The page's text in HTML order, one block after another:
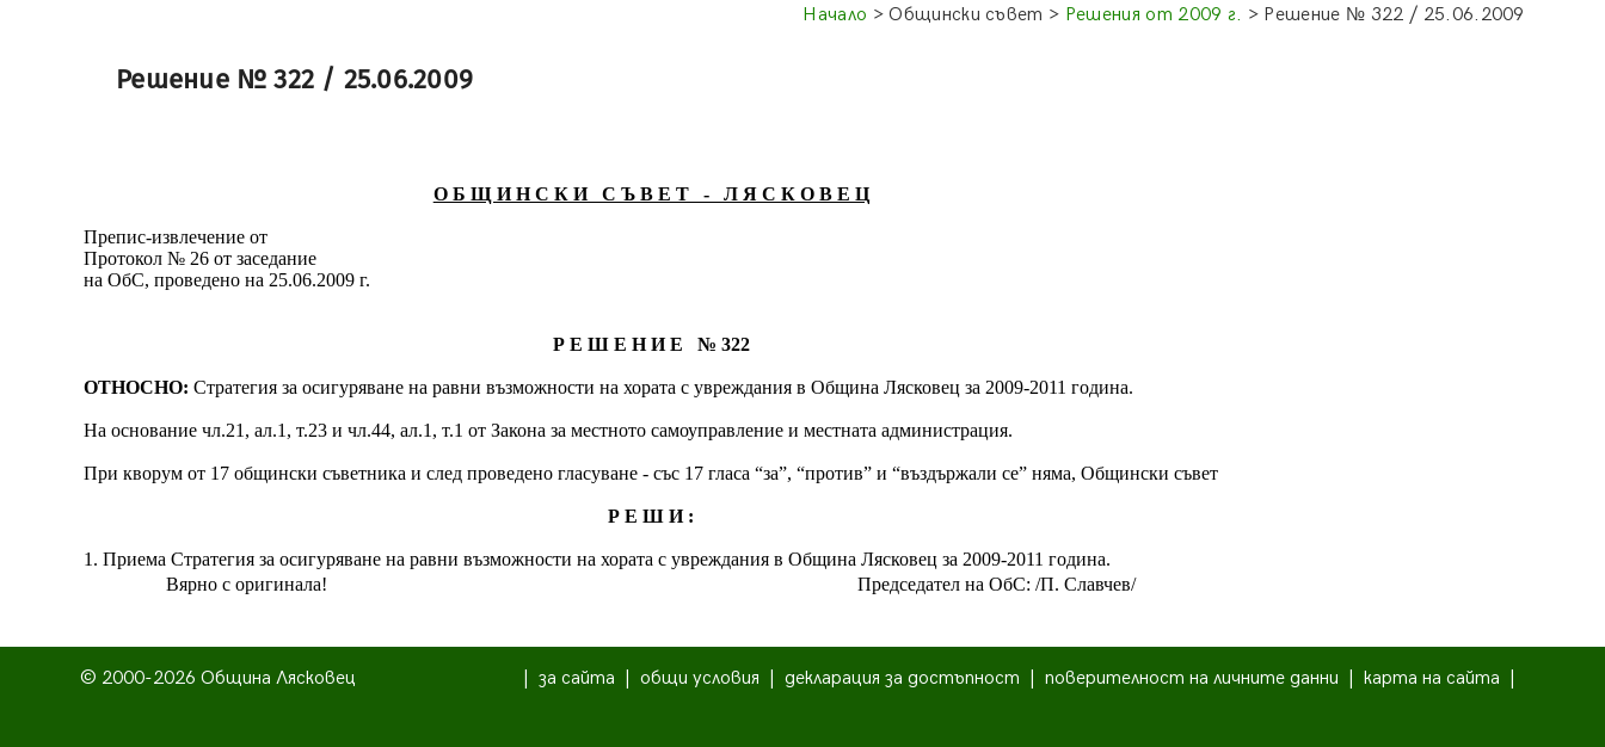
Начало > Общински съвет > Решения от 2009 г. > Решение № 322 / 25.06.2009
Решение № 322 / 25.06.2009
О Б Щ И Н С К И С Ъ В Е Т - Л Я С К О В Е Ц
Препис-извлечение от
Протокол № 26 от заседание
на ОбС, проведено на 25.06.2009 г.
Р Е Ш Е Н И Е № 322
ОТНОСНО:Стратегия за осигуряване на равни възможности на хората с увреждания в Община Лясковец за 2009-2011 година.
На основание чл.21, ал.1, т.23 и чл.44, ал.1, т.1 от Закона за местното самоуправление и местната администрация.
При кворум от 17 общински съветника и след проведено гласуване - със 17 гласа “за”, “против” и “въздържали се” няма, Общински съвет
Р Е Ш И :
1. Приема Стратегия за осигуряване на равни възможности на хората с увреждания в Община Лясковец за 2009-2011 година.
Вярно с оригинала!
Председател на ОбС: /П. Славчев/
© 2000-2026 Община Лясковец за сайта общи условия декларация за достъпност поверителност на личните данни карта на сайта